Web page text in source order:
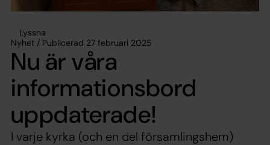
Lyssna
Nyhet / Publicerad 27 februari 2025
Nu är våra
informationsbord
uppdaterade!
I varje kyrka (och en del församlingshem)